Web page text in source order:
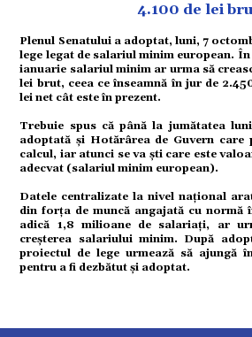
4.100 de lei
Plenul Senatului a adoptat, luni, 7
lege legat de salariul minim european.
ianuarie salariul minim ar urma să
lei brut, ceea ce înseamnă în jur de
lei net cât este în prezent.
Trebuie spus că până la jumătatea
adoptată și Hotărârea de Guvern care
calcul, iar atunci se va ști care este
adecvat (salariul minim european).
Datele centralizate la nivel național
din forța de muncă angajată cu normă
adică 1,8 milioane de salariați, ar
creșterea salariului minim. După
proiectul de lege urmează să ajungă
pentru a fi dezbătut și adoptat.